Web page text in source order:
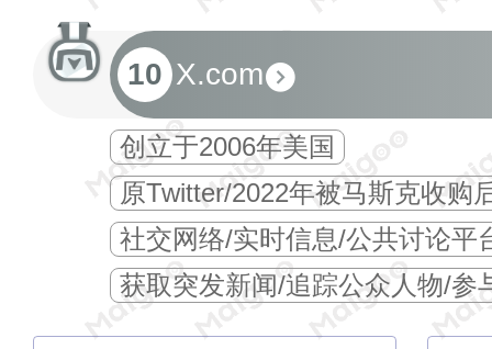
10 X.com
创立于2006年美国
原Twitter/2022年被马斯克收购
社交网络/实时信息/公共讨论平
获取突发新闻/追踪公众人物/参